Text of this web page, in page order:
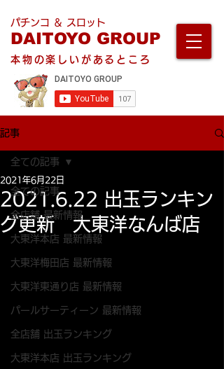
パチンコ ＆ スロット
DAITOYO GROUP
本物の楽しいがあるところ
記事
全ての記事
全店舗 最新情報
大東洋本店 最新情報
大東洋梅田店 最新情報
大東洋東通り店 最新情報
パールサーティーン 最新情報
全店舗 出玉ランキング
大東洋本店 出玉ランキング
全ての記事
2021.6.22 出玉ランキン
グ更新 大東洋なんば店
2021年6月22日